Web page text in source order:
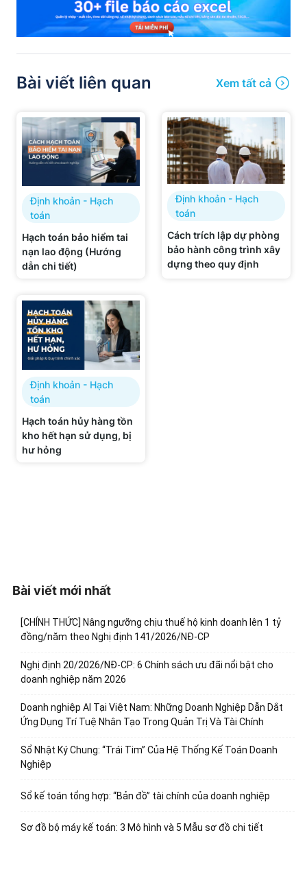
Bài viết liên quan Xem tất cả
Định khoản - Hạch
toán
Hạch toán bảo hiểm tai
nạn lao động (Hướng
dẫn chi tiết)
Định khoản - Hạch
toán
Cách trích lập dự phòng
bảo hành công trình xây
dựng theo quy định
Định khoản - Hạch
toán
Hạch toán hủy hàng tồn
kho hết hạn sử dụng, bị
hư hỏng
Bài viết mới nhất
[CHÍNH THỨC] Nâng ngưỡng chịu thuế hộ kinh doanh lên 1 tỷ
đồng/năm theo Nghị định 141/2026/NĐ-CP
Nghị định 20/2026/NĐ-CP: 6 Chính sách ưu đãi nổi bật cho
doanh nghiệp năm 2026
Doanh nghiệp AI Tại Việt Nam: Những Doanh Nghiệp Dẫn Dắt
Ứng Dụng Trí Tuệ Nhân Tạo Trong Quản Trị Và Tài Chính
Sổ Nhật Ký Chung: “Trái Tim” Của Hệ Thống Kế Toán Doanh
Nghiệp
Sổ kế toán tổng hợp: “Bản đồ” tài chính của doanh nghiệp
Sơ đồ bộ máy kế toán: 3 Mô hình và 5 Mẫu sơ đồ chi tiết